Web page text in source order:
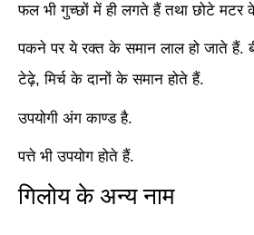
फल भी गुच्छों में ही लगते हैं तथा छोटे
पकने पर ये रक्त के समान लाल हो जाते
टेढ़े, मिर्च के दानों के समान होते हैं.
उपयोगी अंग काण्ड है.
पत्ते भी उपयोग होते हैं.
गिलोय के अन्य नाम